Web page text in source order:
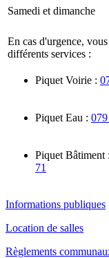
Samedi et dimanche
En cas d'urgence,
différents services :
Piquet Voirie :
Piquet Eau :
Piquet Bâtiment :
71
Informations publiques
Location de salles
Règlements